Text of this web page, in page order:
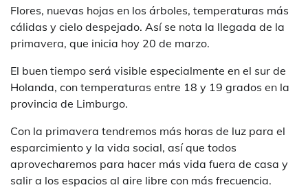
Flores, nuevas hojas en los árboles, temperaturas más
cálidas y cielo despejado. Así se nota la llegada de la
primavera, que inicia hoy 20 de marzo.
El buen tiempo será visible especialmente en el sur de
Holanda, con temperaturas entre 18 y 19 grados en la
provincia de Limburgo.
Con la primavera tendremos más horas de luz para el
esparcimiento y la vida social, así que todos
aprovecharemos para hacer más vida fuera de casa y
salir a los espacios al aire libre con más frecuencia.